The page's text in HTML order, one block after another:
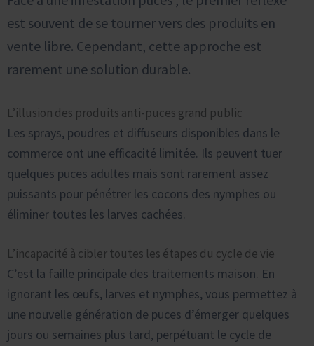
est souvent de se tourner vers des produits en
vente libre. Cependant, cette approche est
rarement une solution durable.
L’illusion des produits anti-puces grand public
Les sprays, poudres et diffuseurs disponibles dans le
commerce ont une efficacité limitée. Ils peuvent tuer
quelques puces adultes mais sont rarement assez
puissants pour pénétrer les cocons des nymphes ou
éliminer toutes les larves cachées.
L’incapacité à cibler toutes les étapes du cycle de vie
C’est la faille principale des traitements maison. En
ignorant les œufs, larves et nymphes, vous permettez à
une nouvelle génération de puces d’émerger quelques
jours ou semaines plus tard, perpétuant le cycle de